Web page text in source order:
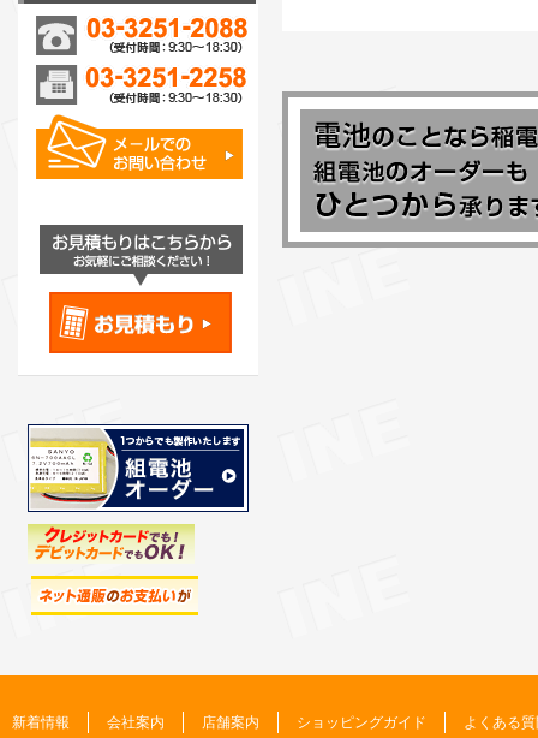
新着情報 会社案内 店舗案内 ショッピングガイド よくある